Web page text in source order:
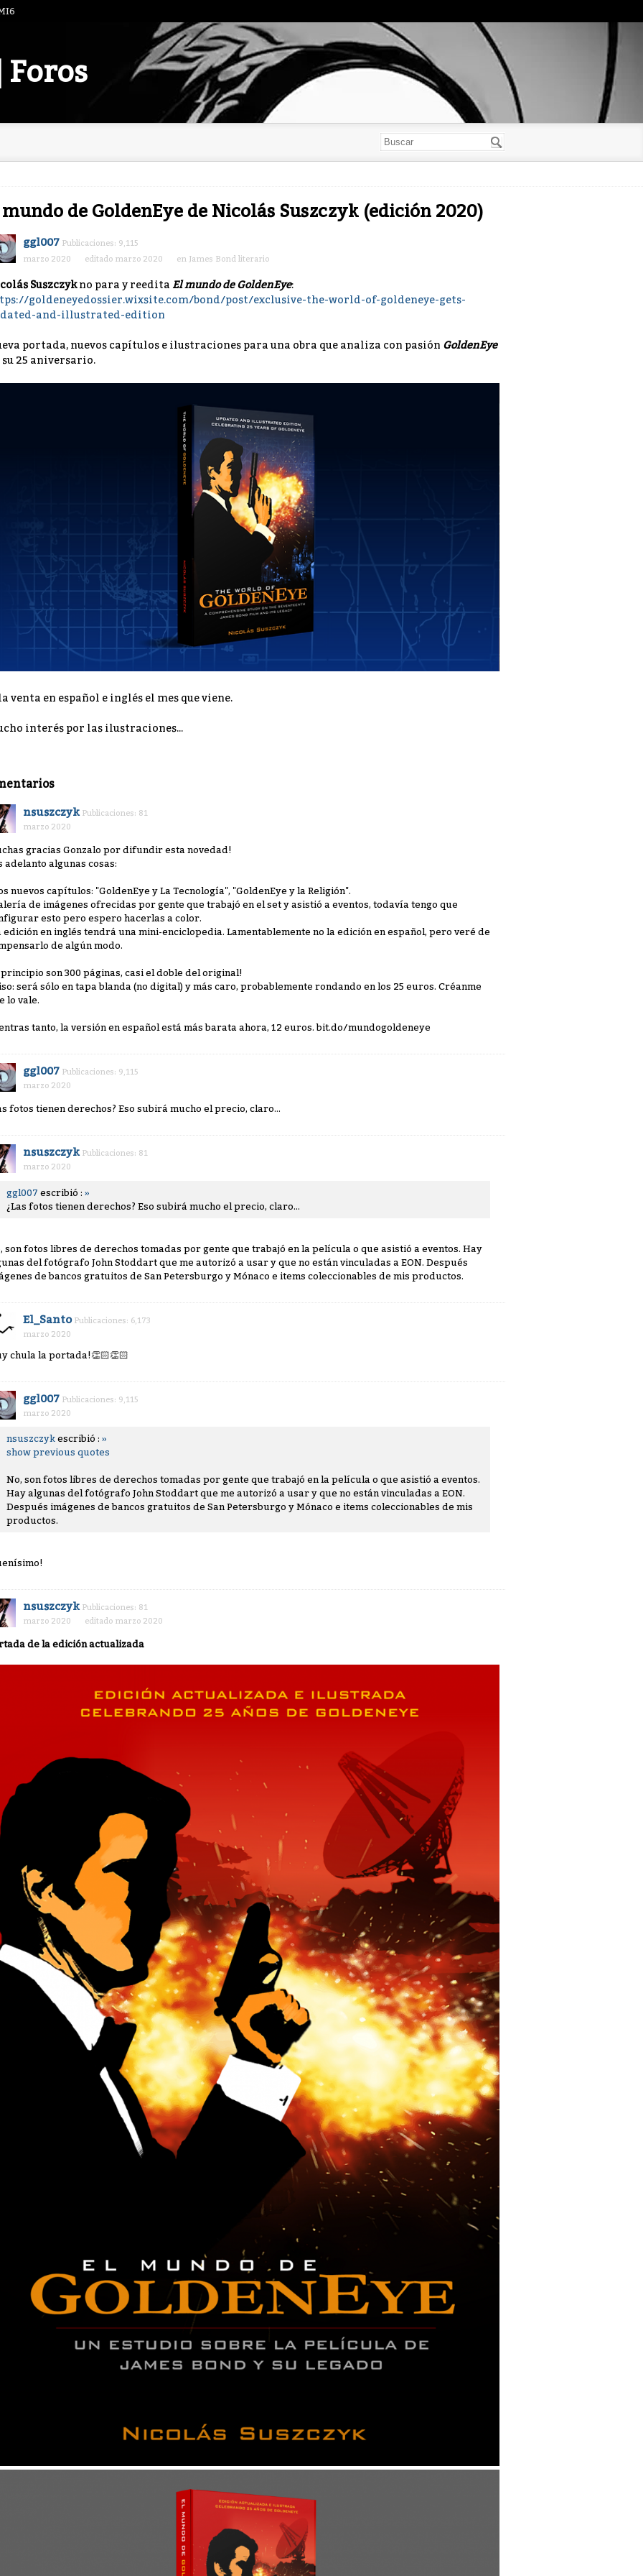
de GoldenEye de Nicolás Suszczyk (edición 2020)
ggl007 Publicaciones: 9,115
marzo 2020
editado marzo 2020 en James Bond literario
Suszczykno para y reedita El mundo de GoldenEye:
goldeneyedossier.wixsite.com/bond/post/exclusive-the-world-of-goldeneye-gets-
and-illustrated-edition
portada, nuevos capítulos e ilustraciones para una obra que analiza con pasión GoldenEye
su 25 aniversario.
venta en español e inglés el mes que viene.
interés por las ilustraciones...
nsuszczyk Publicaciones: 81
marzo 2020
gracias Gonzalo por difundir esta novedad!
adelanto algunas cosas:
nuevos capítulos: "GoldenEye y La Tecnología", "GoldenEye y la Religión".
de imágenes ofrecidas por gente que trabajó en el set y asistió a eventos, todavía tengo que
esto pero espero hacerlas a color.
edición en inglés tendrá una mini-enciclopedia. Lamentablemente no la edición en español, pero veré de
de algún modo.
principio son 300 páginas, casi el doble del original!
será sólo en tapa blanda (no digital) y más caro, probablemente rondando en los 25 euros. Créanme
lo vale.
tanto, la versión en español está más barata ahora, 12 euros. bit.do/mundogoldeneye
ggl007 Publicaciones: 9,115
marzo 2020
fotos tienen derechos? Eso subirá mucho el precio, claro...
nsuszczyk Publicaciones: 81
marzo 2020
ggl007 escribió : »
¿Las fotos tienen derechos? Eso subirá mucho el precio, claro...
son fotos libres de derechos tomadas por gente que trabajó en la película o que asistió a eventos. Hay
del fotógrafo John Stoddart que me autorizó a usar y que no están vinculadas a EON. Después
de bancos gratuitos de San Petersburgo y Mónaco e items coleccionables de mis productos.
El_Santo Publicaciones: 6,173
marzo 2020
chula la portada!👏🏻👏🏻
ggl007 Publicaciones: 9,115
marzo 2020
nsuszczyk escribió : »
show previous quotes
No, son fotos libres de derechos tomadas por gente que trabajó en la película o que asistió a eventos.
Hay algunas del fotógrafo John Stoddart que me autorizó a usar y que no están vinculadas a EON.
Después imágenes de bancos gratuitos de San Petersburgo y Mónaco e items coleccionables de mis
productos.
nsuszczyk Publicaciones: 81
marzo 2020
editado marzo 2020
de la edición actualizada